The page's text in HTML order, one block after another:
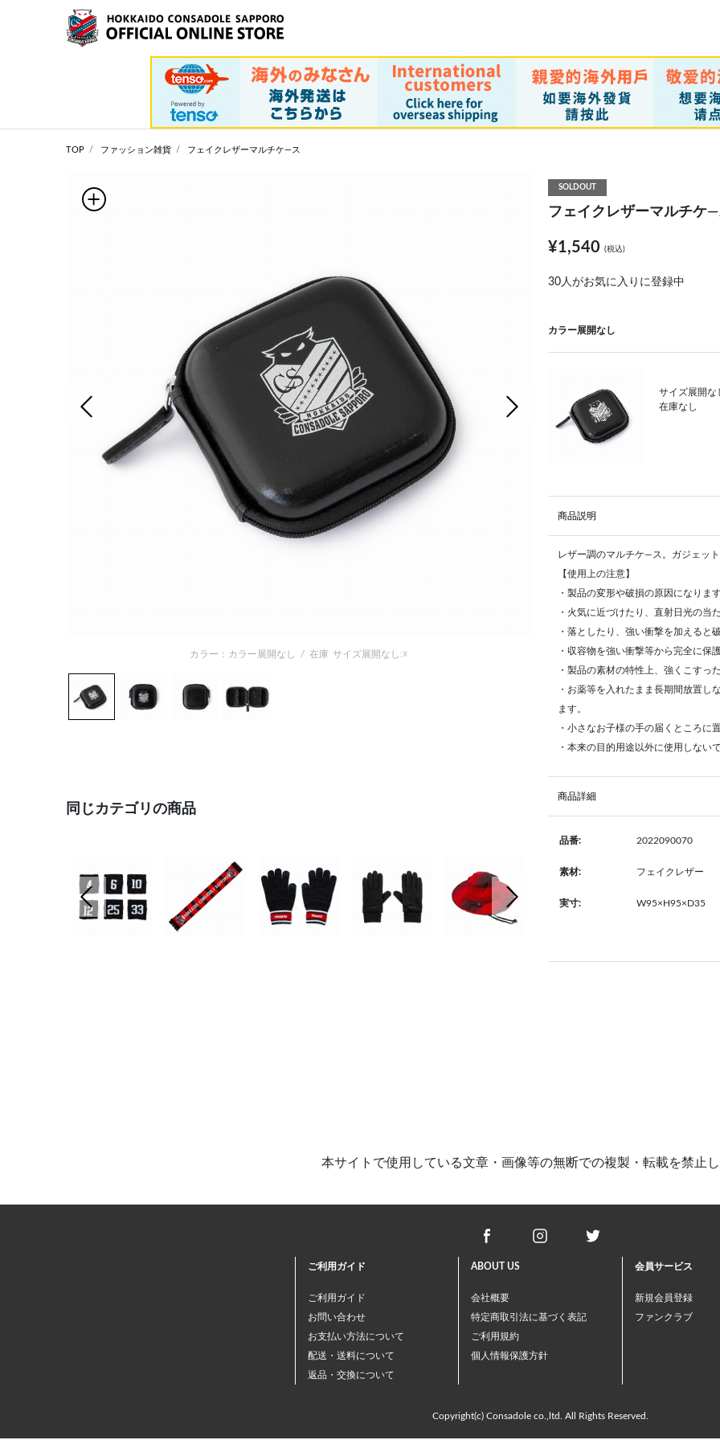
TOP ファッション雑貨 フェイクレザーマルチケ―ス
前の画像
カラー：カラー展開なし / 在庫 サイズ展開なし:☓
同じカテゴリの商品
前の画像
SOLDOUT
フェイクレザーマルチケ
¥1,540 (税込)
30人がお気に入りに登録中
カラー展開なし
サイズ展開な
在庫なし
商品説明
レザー調のマルチケ―ス。ガジェッ
【使用上の注意】
・製品の変形や破損の原因になりま
・火気に近づけたり、直射日光の当
・落としたり、強い衝撃を加えると
・収容物を強い衝撃等から完全に保
・製品の素材の特性上、強くこすっ
・お薬等を入れたまま長期間放置し
ます。
・小さなお子様の手の届くところに
・本来の目的用途以外に使用しない
商品詳細
品番: 2022090070
素材: フェイクレザー
実寸: W95×H95×D35
本サイトで使用している文章・画像等の無断での複製・転載を禁止
ご利用ガイド
ご利用ガイド
お問い合わせ
お支払い方法について
配送・送料について
返品・交換について
ABOUT US
会社概要
特定商取引法に基づく表記
ご利用規約
個人情報保護方針
会員サービス
新規会員登録
ファンクラブ
Copyright(c) Consadole co.,ltd. All Rights Reserved.